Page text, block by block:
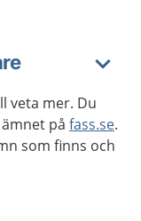
veta mer. Du
på fass.se.
som finns och